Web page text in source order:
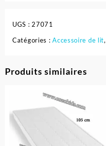
UGS :27071
Catégories :Accessoire de lit,
Produits similaires